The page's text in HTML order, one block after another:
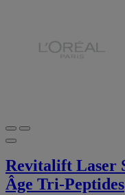
Revitalift Laser
Âge Tri-Peptides